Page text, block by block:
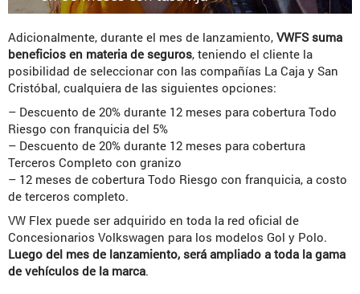
Adicionalmente, durante el mes de lanzamiento, VWFS suma
beneficios en materia de seguros, teniendo el cliente la
posibilidad de seleccionar con las compañías La Caja y San
Cristóbal, cualquiera de las siguientes opciones:
– Descuento de 20% durante 12 meses para cobertura Todo
Riesgo con franquicia del 5%
– Descuento de 20% durante 12 meses para cobertura
Terceros Completo con granizo
– 12 meses de cobertura Todo Riesgo con franquicia, a costo
de terceros completo.
VW Flex puede ser adquirido en toda la red oficial de
Concesionarios Volkswagen para los modelos Gol y Polo.
Luego del mes de lanzamiento, será ampliado a toda la gama
de vehículos de la marca.